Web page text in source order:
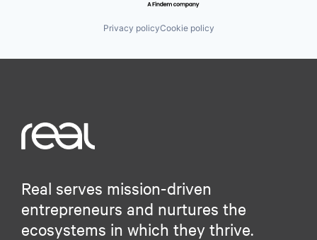
Privacy policyCookie policy
Real serves mission-driven
entrepreneurs and nurtures the
ecosystems in which they thrive.